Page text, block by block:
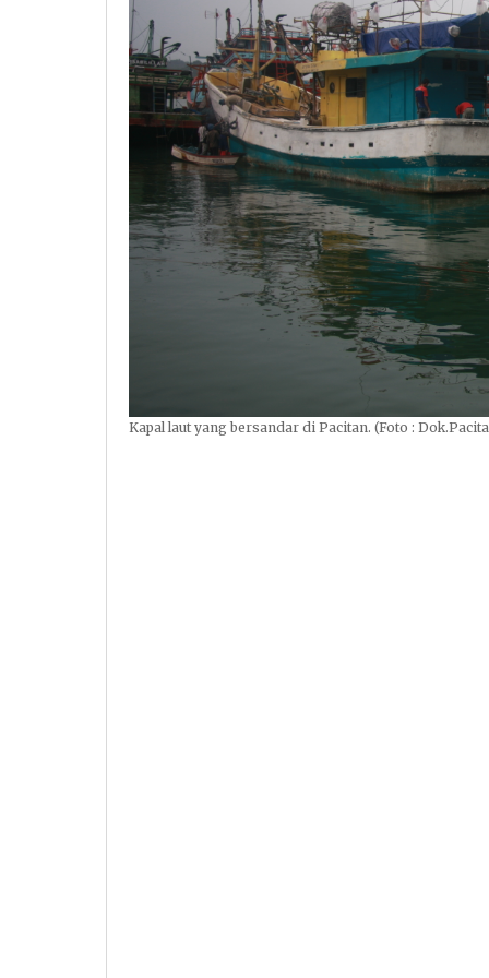
Kapal laut yang bersandar di Pacitan. (Foto :